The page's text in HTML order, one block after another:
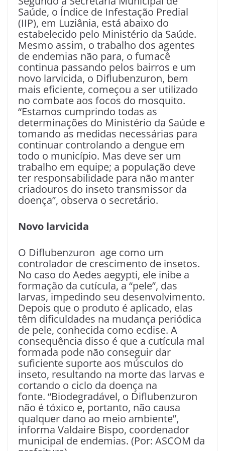
Saúde, o Índice de Infestação Predial
(IIP), em Luziânia, está abaixo do
estabelecido pelo Ministério da Saúde.
Mesmo assim, o trabalho dos agentes
de endemias não para, o fumacê
continua passando pelos bairros e um
novo larvicida, o Diflubenzuron, bem
mais eficiente, começou a ser utilizado
no combate aos focos do mosquito.
“Estamos cumprindo todas as
determinações do Ministério da Saúde e
tomando as medidas necessárias para
continuar controlando a dengue em
todo o município. Mas deve ser um
trabalho em equipe; a população deve
ter responsabilidade para não manter
criadouros do inseto transmissor da
doença”, observa o secretário.
Novo larvicida
O Diflubenzuron age como um
controlador de crescimento de insetos.
No caso do Aedes aegypti, ele inibe a
formação da cutícula, a “pele”, das
larvas, impedindo seu desenvolvimento.
Depois que o produto é aplicado, elas
têm dificuldades na mudança periódica
de pele, conhecida como ecdise. A
consequência disso é que a cutícula mal
formada pode não conseguir dar
suficiente suporte aos músculos do
inseto, resultando na morte das larvas e
cortando o ciclo da doença na
fonte. “Biodegradável, o Diflubenzuron
não é tóxico e, portanto, não causa
qualquer dano ao meio ambiente”,
informa Valdaire Bispo, coordenador
municipal de endemias. (Por: ASCOM da